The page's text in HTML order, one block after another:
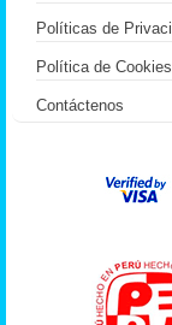
Políticas de
Política de Cookies
Contáctenos